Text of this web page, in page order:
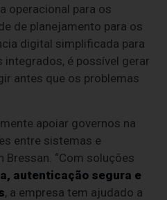
operacional para os
de planejamento para os
digital simplificada para
é possível gerar
antes que os problemas
apoiar governos na
entre sistemas e
Bressan. “Com soluções
autenticação segura e
, a empresa tem ajudado a